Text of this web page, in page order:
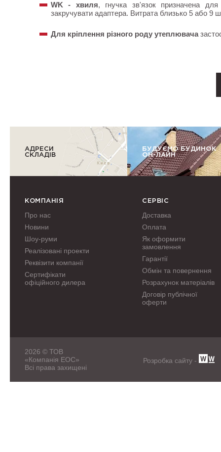
WK - хвиля, гнучка зв'язок призначена
закручувати адаптера. Витрата близько 5 або
Для кріплення різного роду утеплювача
АДРЕСИ
СКЛАДІВ
БУДУЄМО БУДИНОК
ОН-ЛАЙН
КОМПАНІЯ
Про нас
Новини
Шоу-руми
Реалізовані проекти
Реквізити компанії
Сертифікати
офіційного дилера
СЕРВІС
Доставка
Оплата
Як оформити
замовлення
Гарантії
Обмін та повернення
Розрахунок матеріалів
Договір публічної
оферти
2026 © ТОВ
«Компанія ЕОС»
Всі права захищені
Розробка сайту -